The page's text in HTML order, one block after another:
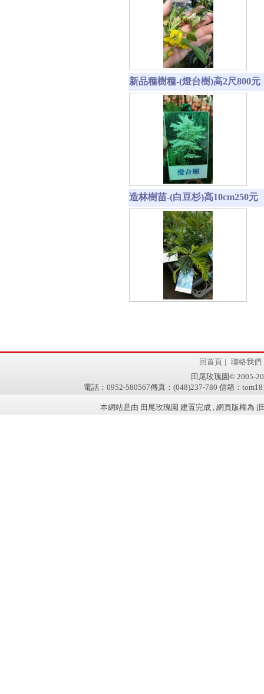
新品種樹種-(燈台樹)高2尺800元
造林樹苗-(白豆杉)高10cm250元
回首頁 | 聯絡我們
田尾玫瑰園© 2005-
電話：0952-580567傳真：(048)237-780 信箱：
本網站是由 田尾玫瑰園 建置完成 , 網頁版權為